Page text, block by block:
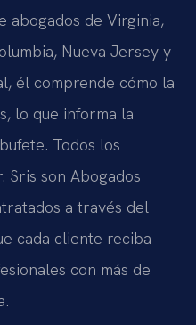
abogados de Virginia,
Nueva Jersey y
él comprende cómo la
lo que informa la
Todos los
Sris son Abogados
a través del
cada cliente reciba
con más de